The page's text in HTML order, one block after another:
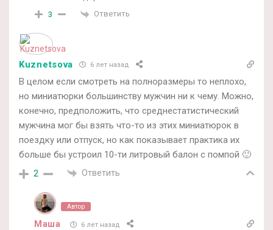
3 Ответить
Kuznetsova 6 лет назад
В целом если смотреть на полноразмеры то неплохо,
но миниатюрки большинству мужчин ни к чему. Можно,
конечно, предположить, что среднестатистический
мужчина мог бы взять что-то из этих миниатюрок в
поездку или отпуск, но как показывает практика их
больше бы устроил 10-ти литровый балон с помпой 🙂
2 Ответить
Автор
Маша 6 лет назад